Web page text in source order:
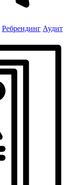
Ребрендинг Аудит